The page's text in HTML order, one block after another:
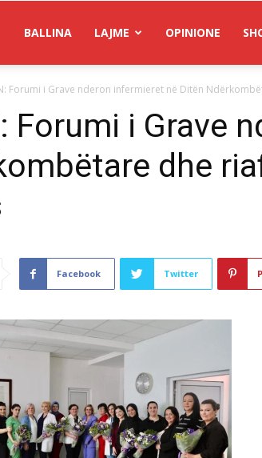
BALLINA LAJME OPINIONE
Forumi i Grave nderon infermieret në Ditën
Forumi i Grave
dhe
Facebook Twitter